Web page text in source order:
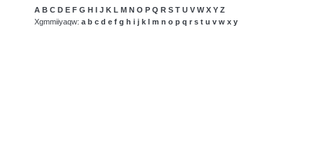
A B C D E F G H I J K L M N O P Q R S T U V W X Y Z
Xgmmiiyaqw: a b c d e f g h i j k l m n o p q r s t u v w x y